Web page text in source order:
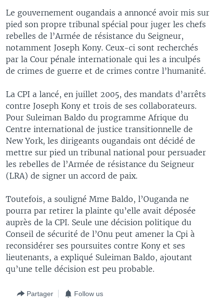
rechercheFOCUS SAHEL
REPORTAGES
VOUS + NOUS
CARNET DE SANTÉ
LE MONDE AU FÉMININ
L'AMÉRIQUE ET VOUS
DIALOGUE DES RELIGIONS
RM SHOW
LINGALA
SANGO
SUIVEZ-NOUS
Langues
Le gouvernement ougandais a annoncé avoir mis sur
pied son propre tribunal spécial pour juger les chefs
rebelles de l’Armée de résistance du Seigneur,
notamment Joseph Kony. Ceux-ci sont recherchés
par la Cour pénale internationale qui les a inculpés
de crimes de guerre et de crimes contre l’humanité.
La CPI a lancé, en juillet 2005, des mandats d’arrêts
contre Joseph Kony et trois de ses collaborateurs.
Pour Suleiman Baldo du programme Afrique du
Centre international de justice transitionnelle de
New York, les dirigeants ougandais ont décidé de
mettre sur pied un tribunal national pour persuader
les rebelles de l’Armée de résistance du Seigneur
(LRA) de signer un accord de paix.
Toutefois, a souligné Mme Baldo, l’Ouganda ne
pourra par retirer la plainte qu’elle avait déposée
auprès de la CPI. Seule une décision politique du
Conseil de sécurité de l’Onu peut amener la Cpi à
reconsidérer ses poursuites contre Kony et ses
lieutenants, a expliqué Suleiman Baldo, ajoutant
qu’une telle décision est peu probable.
Partager Follow us